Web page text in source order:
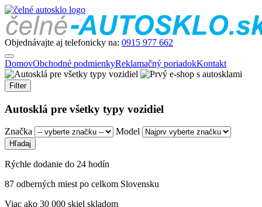
Objednávajte aj telefonicky na: 0915 977 662
DomovObchodné podmienkyReklamačný poriadokKontakt
Filter
Autosklá pre všetky typy vozidiel
Značka Model
Rýchle dodanie do 24 hodín
87 odberných miest po celkom Slovensku
Viac ako 30 000 skiel skladom